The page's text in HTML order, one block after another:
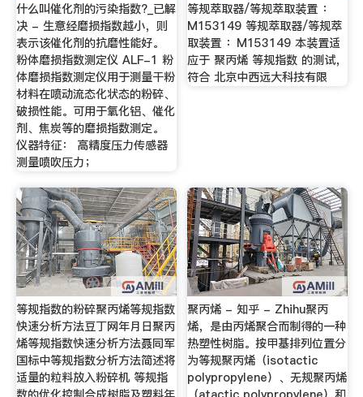
什么叫催化剂的污染指数?_已解
决 - 生意经磨损指数越小，则
表示该催化剂的抗磨性能好。
粉体磨损指数测定仪 ALF-1 粉
体磨损指数测定仪用于测量干粉
材料在喷动流态化状态的粉碎、
破损性能。可用于氧化铝、催化
剂、焦炭等的磨损指数测定。
仪器特征： 高精度压力传感器
测量喷吹压力；
等规萃取器/等规萃取装置 ：
M153149 等规萃取器/等规萃
取装置 ：M153149 本装置适
应于 聚丙烯 等规指数 的测试，
符合 北京中西远大科技有限
等规指数的粉碎聚丙烯等规指数
快速分析方法豆丁网年月日聚丙
烯等规指数快速分析方法聂同军
国标中等规指数分析方法简述将
适量的粒料放入粉碎机 等规指
聚丙烯 - 知乎 - Zhihu聚丙
烯，是由丙烯聚合而制得的一种
热塑性树脂。按甲基排列位置分
为等规聚丙烯（isotactic
polypropylene）、无规聚丙烯